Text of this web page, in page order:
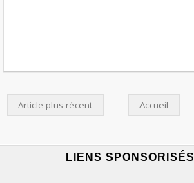
Article plus récent Accueil
LIENS SPONSORISÉS